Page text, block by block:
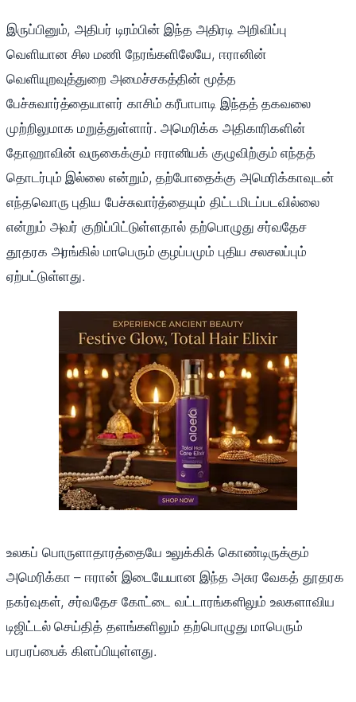
இருப்பினும், அதிபர் டிரம்பின் இந்த அதிரடி அறிவிப்பு
வெளியான சில மணி நேரங்களிலேயே, ஈரானின்
வெளியுறவுத்துறை அமைச்சகத்தின் மூத்த
பேச்சுவார்த்தையாளர் காசிம் கரீபாபாடி இந்தத் தகவலை
முற்றிலுமாக மறுத்துள்ளார். அமெரிக்க அதிகாரிகளின்
தோஹாவின் வருகைக்கும் ஈரானியக் குழுவிற்கும் எந்தத்
தொடர்பும் இல்லை என்றும், தற்போதைக்கு அமெரிக்காவுடன்
எந்தவொரு புதிய பேச்சுவார்த்தையும் திட்டமிடப்படவில்லை
என்றும் அவர் குறிப்பிட்டுள்ளதால் தற்பொழுது சர்வதேச
தூதரக அரங்கில் மாபெரும் குழப்பமும் புதிய சலசலப்பும்
ஏற்பட்டுள்ளது.
உலகப் பொருளாதாரத்தையே உலுக்கிக் கொண்டிருக்கும்
அமெரிக்கா – ஈரான் இடையேயான இந்த அசுர வேகத் தூதரக
நகர்வுகள், சர்வதேச கோட்டை வட்டாரங்களிலும் உலகளாவிய
டிஜிட்டல் செய்தித் தளங்களிலும் தற்பொழுது மாபெரும்
பரபரப்பைக் கிளப்பியுள்ளது.